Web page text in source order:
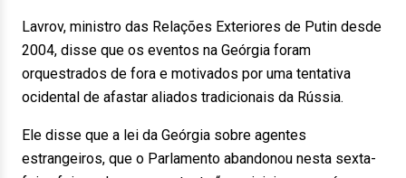
Lavrov, ministro das Relações Exteriores de Putin desde
2004, disse que os eventos na Geórgia foram
orquestrados de fora e motivados por uma tentativa
ocidental de afastar aliados tradicionais da Rússia.
Ele disse que a lei da Geórgia sobre agentes
estrangeiros, que o Parlamento abandonou nesta sexta-